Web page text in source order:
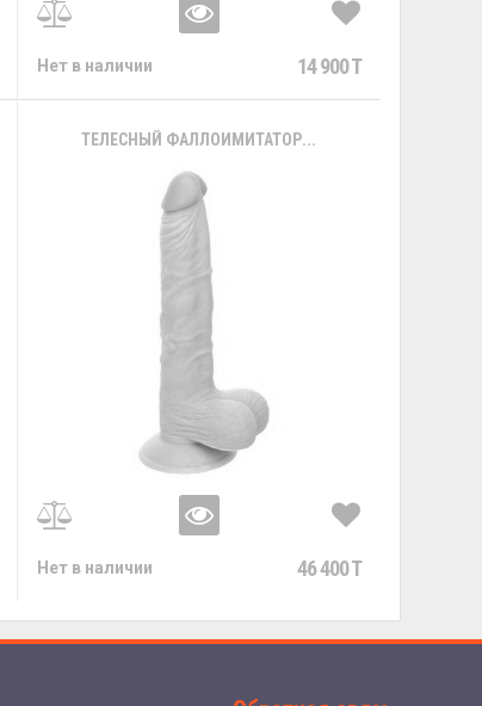
Нет в наличии 14 900 T
ТЕЛЕСНЫЙ ФАЛЛОИМИТАТОР...
Нет в наличии 46 400 T